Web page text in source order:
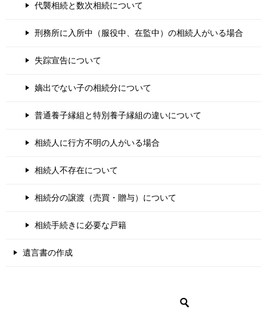
代襲相続と数次相続について
刑務所に入所中（服役中、在監中）の相続人がいる場合
失踪宣告について
嫡出でない子の相続分について
普通養子縁組と特別養子縁組の違いについて
相続人に行方不明の人がいる場合
相続人不存在について
相続分の譲渡（売買・贈与）について
相続手続きに必要な戸籍
遺言書の作成